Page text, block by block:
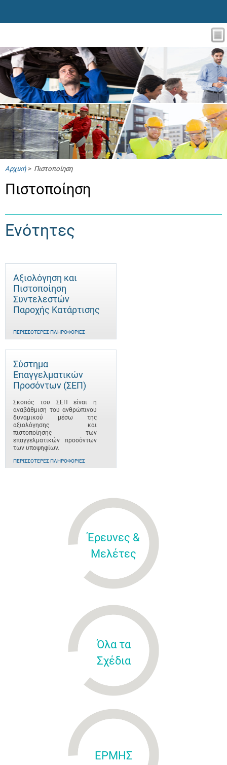
Αρχική> Πιστοποίηση
Πιστοποίηση
Ενότητες
Αξιολόγηση και
Πιστοποίηση
Συντελεστών
Παροχής Κατάρτισης
ΠΕΡΙΣΣΌΤΕΡΕΣ ΠΛΗΡΟΦΟΡΊΕΣ
Σύστημα
Επαγγελματικών
Προσόντων (ΣΕΠ)
Σκοπός του ΣΕΠ είναι η
αναβάθμιση του ανθρώπινου
δυναμικού μέσω της
αξιολόγησης και
πιστοποίησης των
επαγγελματικών προσόντων
των υποψηφίων.
ΠΕΡΙΣΣΌΤΕΡΕΣ ΠΛΗΡΟΦΟΡΊΕΣ
Έρευνες &
Μελέτες
Όλα τα
Σχέδια
ΕΡΜΗΣ